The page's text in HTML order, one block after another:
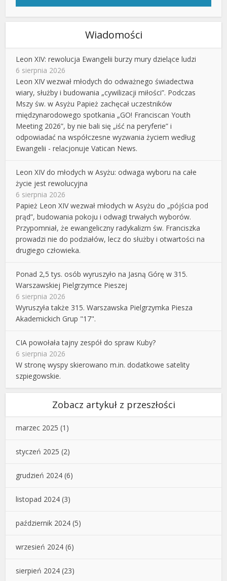
Wiadomości
Leon XIV: rewolucja Ewangelii burzy mury dzielące ludzi
6 sierpnia 2026
Leon XIV wezwał młodych do odważnego świadectwa
wiary, służby i budowania „cywilizacji miłości”. Podczas
Mszy św. w Asyżu Papież zachęcał uczestników
międzynarodowego spotkania „GO! Franciscan Youth
Meeting 2026”, by nie bali się „iść na peryferie” i
odpowiadać na współczesne wyzwania życiem według
Ewangelii - relacjonuje Vatican News.
Leon XIV do młodych w Asyżu: odwaga wyboru na całe
życie jest rewolucyjna
6 sierpnia 2026
Papież Leon XIV wezwał młodych w Asyżu do „pójścia pod
prąd”, budowania pokoju i odwagi trwałych wyborów.
Przypomniał, że ewangeliczny radykalizm św. Franciszka
prowadzi nie do podziałów, lecz do służby i otwartości na
drugiego człowieka.
Ponad 2,5 tys. osób wyruszyło na Jasną Górę w 315.
Warszawskiej Pielgrzymce Pieszej
6 sierpnia 2026
Wyruszyła także 315. Warszawska Pielgrzymka Piesza
Akademickich Grup "17".
CIA powołała tajny zespół do spraw Kuby?
6 sierpnia 2026
W stronę wyspy skierowano m.in. dodatkowe satelity
szpiegowskie.
Zobacz artykuł z przeszłości
marzec 2025 (1)
styczeń 2025 (2)
grudzień 2024 (6)
listopad 2024 (3)
październik 2024 (5)
wrzesień 2024 (6)
sierpień 2024 (23)